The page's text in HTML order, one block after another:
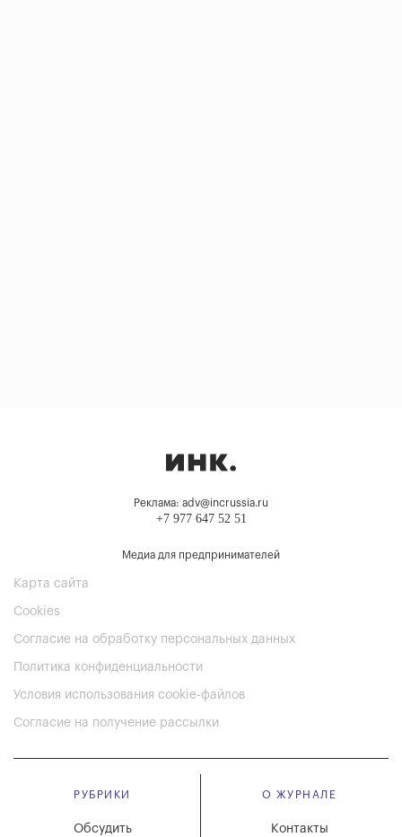
Реклама: adv@incrussia.ru
+7 977 647 52 51
Медиа для предпринимателей
Карта сайта
Cookies
Согласие на обработку персональных данных
Политика конфиденциальности
Условия использования cookie-файлов
Согласие на получение рассылки
РУБРИКИ
Обсудить
О ЖУРНАЛЕ
Контакты